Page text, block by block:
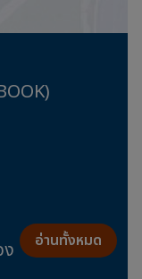
อ่านทั้งหมด